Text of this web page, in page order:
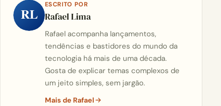
RL
ESCRITO POR
Rafael Lima
Rafael acompanha lançamentos,
tendências e bastidores do mundo da
tecnologia há mais de uma década.
Gosta de explicar temas complexos de
um jeito simples, sem jargão.
Mais de Rafael